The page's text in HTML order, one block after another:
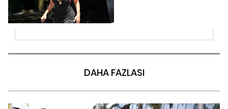
DAHA FAZLASI